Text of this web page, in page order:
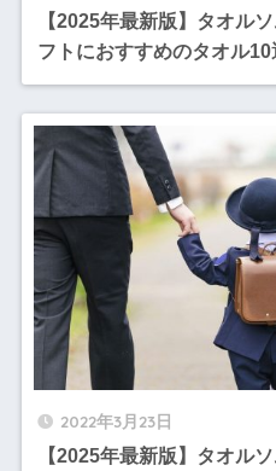
【2025年最新版】タオル
フトにおすすめのタオル10
2022年3月23日
【2025年最新版】タオル